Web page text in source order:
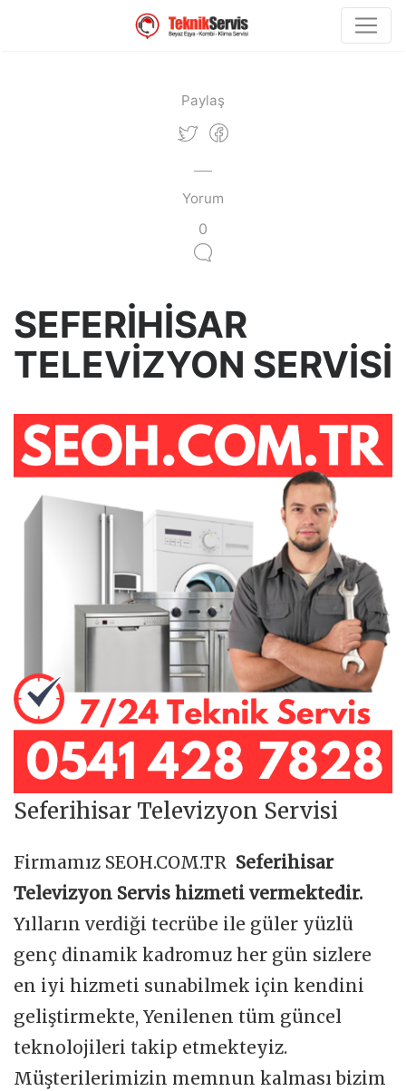
Paylaş
Yorum
0
SEFERİHİSAR
TELEVİZYON SERVİSİ
Seferihisar Televizyon Servisi
Firmamız SEOH.COM.TR Seferihisar
Televizyon Servis hizmeti vermektedir.
Yılların verdiği tecrübe ile güler yüzlü
genç dinamik kadromuz her gün sizlere
en iyi hizmeti sunabilmek için kendini
geliştirmekte, Yenilenen tüm güncel
teknolojileri takip etmekteyiz.
Müşterilerimizin memnun kalması bizim